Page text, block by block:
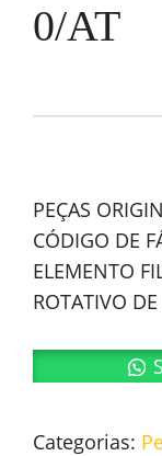
0/AT
PEÇAS
CÓDIGO DE
ELEMENTO
ROTATIVO
Categorias: